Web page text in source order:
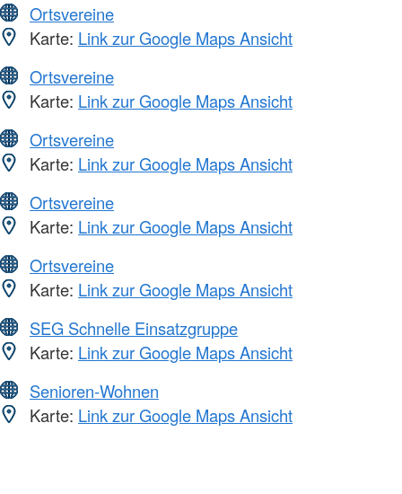
Ortsvereine
Karte: Link zur Google Maps Ansicht
Ortsvereine
Karte: Link zur Google Maps Ansicht
Ortsvereine
Karte: Link zur Google Maps Ansicht
Ortsvereine
Karte: Link zur Google Maps Ansicht
Ortsvereine
Karte: Link zur Google Maps Ansicht
SEG Schnelle Einsatzgruppe
Karte: Link zur Google Maps Ansicht
Senioren-Wohnen
Karte: Link zur Google Maps Ansicht